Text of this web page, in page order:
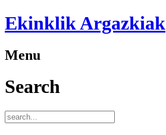
Ekinklik Argazkiak
Menu
Search